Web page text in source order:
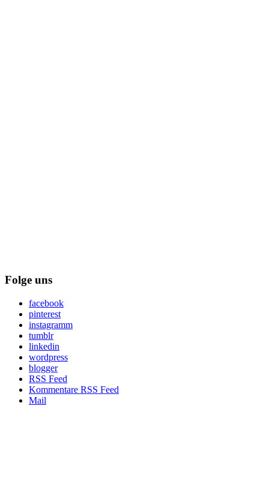
Folge uns
facebook
pinterest
instagramm
tumblr
linkedin
wordpress
blogger
RSS Feed
Kommentare RSS Feed
Mail